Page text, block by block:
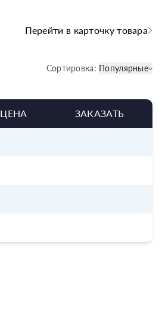
Перейти в карточку товара
Сортировка: Популярные
ЦЕНА ЗАКАЗАТЬ